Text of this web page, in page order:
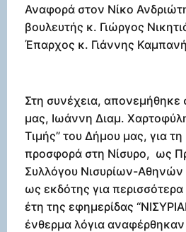
Αναφορά στον Νίκο
βουλευτής κ. Γιώργος
Έπαρχος κ. Γιάννης
Στη συνέχεια, απονεμήθηκε
μας, Ιωάννη Διαμ.
Τιμής” του Δήμου μας, για
προσφορά στη Νίσυρο, ως
Συλλόγου Νισυρίων-
ως εκδότης για
έτη της εφημερίδας
ένθερμα λόγια